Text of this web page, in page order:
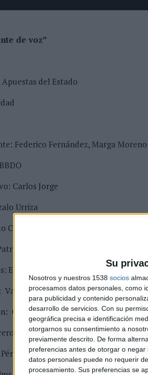
Su
Nosotros y nuestros 1538 socios
procesamos datos personales, como
para publicidad y contenido
desarrollo de servicios. Con su
geográfica precisa e identificación
otorgarnos su consentimiento a
previamente descrito. De forma
preferencias antes de otorgar o negar
datos personales puede no requerir
procesamiento. Sus preferencias se
de voz”
del Estado
Federico Fernández, Marga
BBDO
creativo:
Urriza
Borja Usandizaga
Miguel
Eva Ruiz
Valle Morales, lydia ruiz-espejo
Gema Crespo
Vanessa Castro
Marta Pérez Antelo